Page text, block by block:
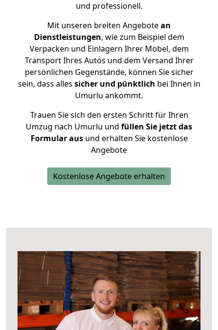
und professionell.
Mit unseren breiten Angebotean
Dienstleistungen, wie zum Beispiel dem
Verpacken und Einlagern Ihrer Möbel, dem
Transport Ihres Autos und dem Versand Ihrer
persönlichen Gegenstände, können Sie sicher
sein, dass alles sicher und pünktlich bei Ihnen in
Umurlu ankommt.
Trauen Sie sich den ersten Schritt für Ihren
Umzug nach Umurlu und füllen Sie jetzt das
Formular ausund erhalten Sie kostenlose
Angebote
Kostenlose Angebote erhalten